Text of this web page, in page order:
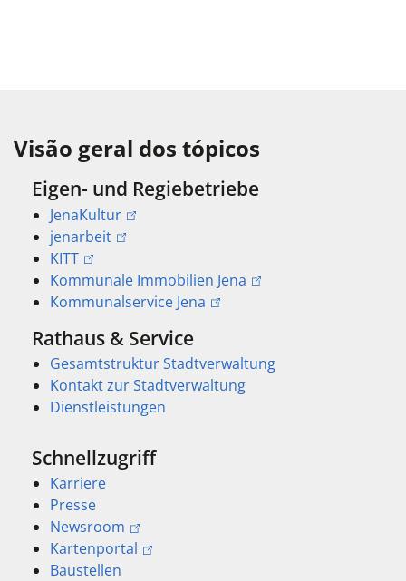
Visão geral dos tópicos
Eigen- und Regiebetriebe
JenaKultur
jenarbeit
KITT
Kommunale Immobilien Jena
Kommunalservice Jena
Rathaus & Service
Gesamtstruktur Stadtverwaltung
Kontakt zur Stadtverwaltung
Dienstleistungen
Schnellzugriff
Karriere
Presse
Newsroom
Kartenportal
Baustellen